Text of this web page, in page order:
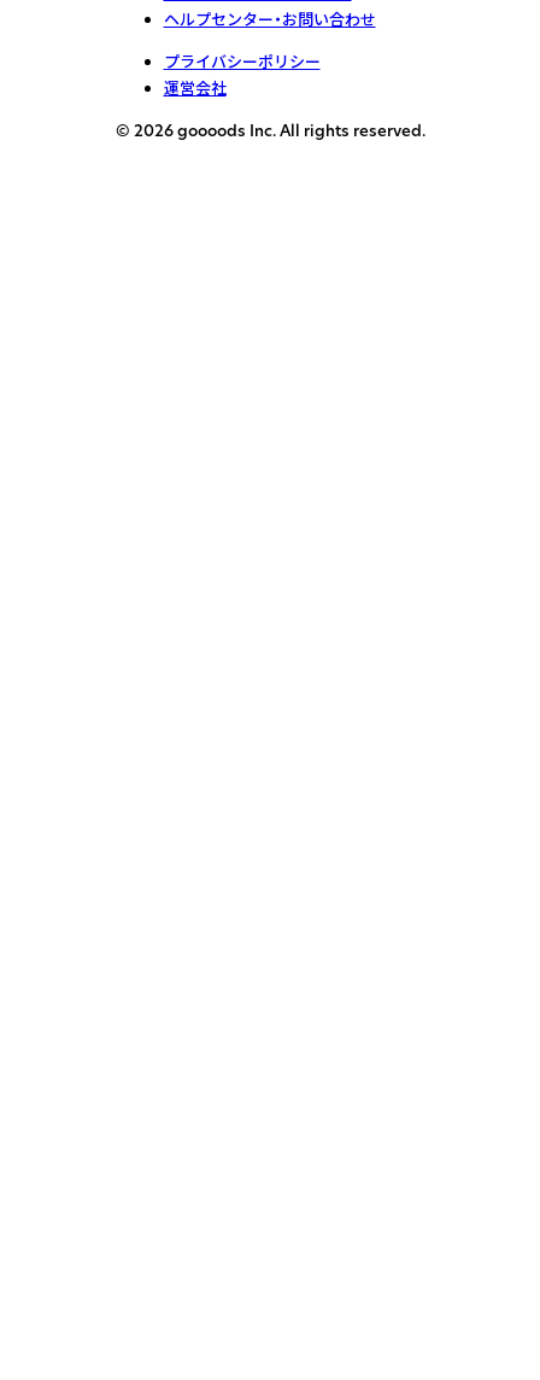
ヘルプセンター・お問い合わせ
プライバシーポリシー
運営会社
© 2026 goooods Inc. All rights reserved.